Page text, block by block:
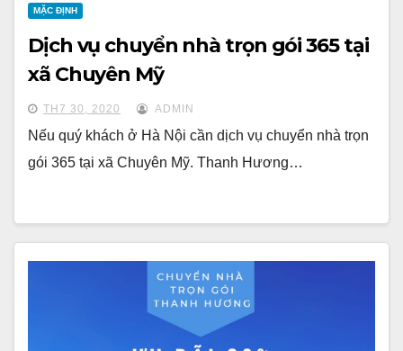
MẶC ĐỊNH
Dịch vụ chuyển nhà trọn gói 365 tại
xã Chuyên Mỹ
TH7 30, 2020 ADMIN
Nếu quý khách ở Hà Nội cần dịch vụ chuyển nhà trọn
gói 365 tại xã Chuyên Mỹ. Thanh Hương…